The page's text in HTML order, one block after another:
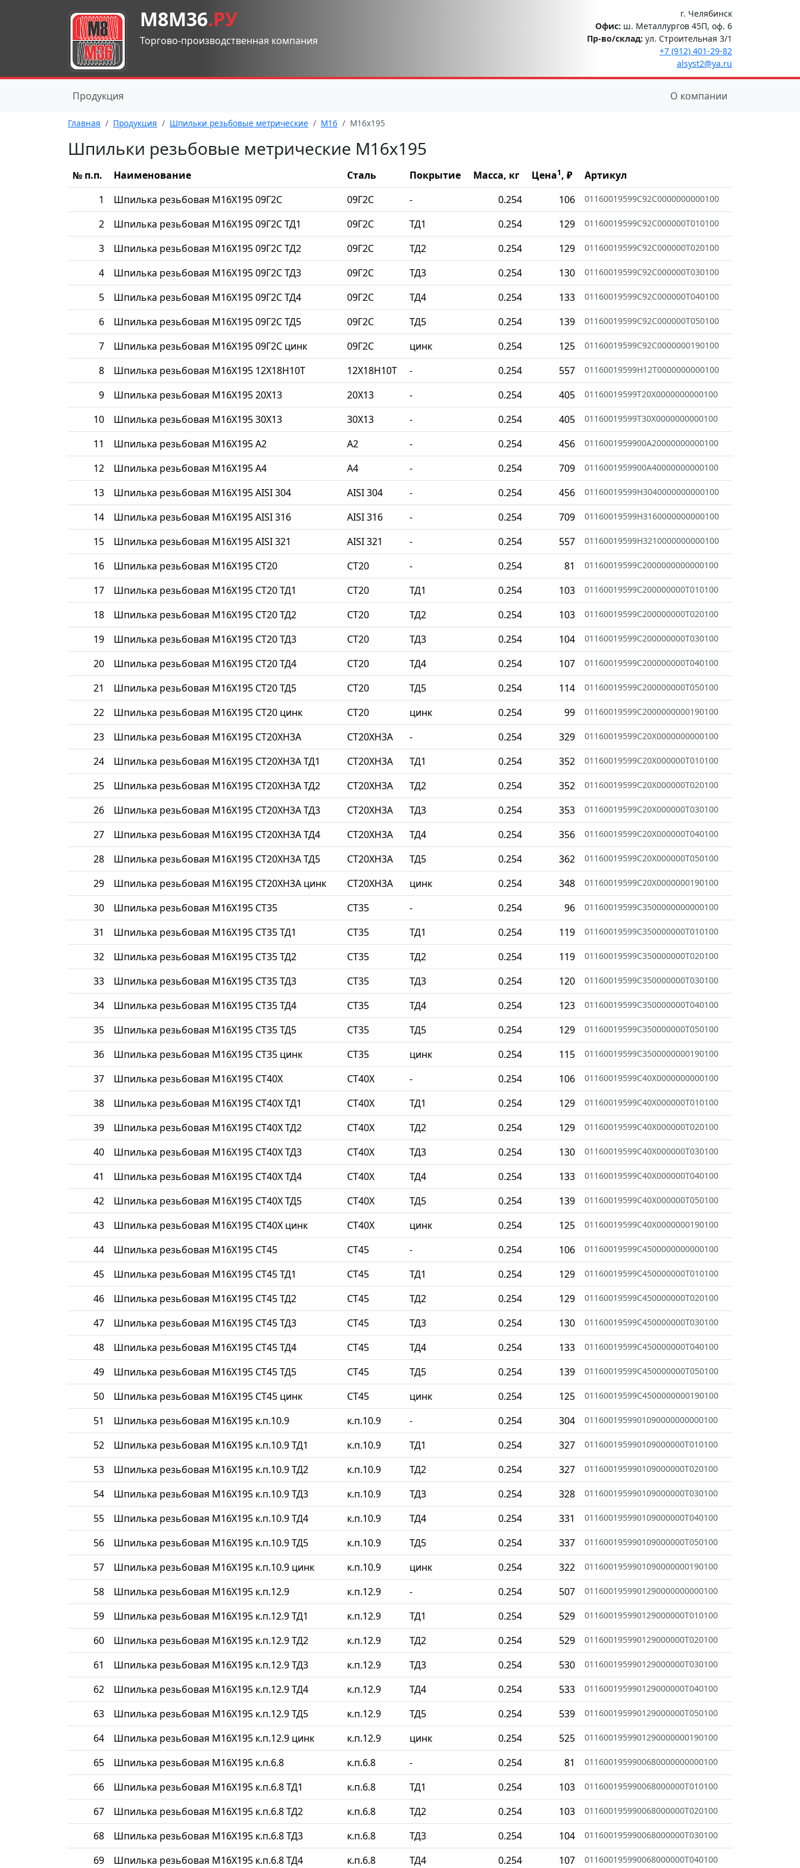
М8М36.РУ
Торгово-производственная компания
г. Челябинск
Офис: ш. Металлургов 45П, оф. 6
Пр-во/склад: ул. Строительная 3/1
+7 (912) 401-29-82
alsyst2@ya.ru
Продукция О компании
Главная Продукция Шпильки резьбовые метрические М16 М16x195
Шпильки резьбовые метрические М16x195
№ п.п. Наименование Сталь Покрытие Масса, кг Цена1, ₽
Артикул
1
Шпилька резьбовая М16Х195 09Г2С 09Г2С - 0.254 106 01160019599C92C0000000000100
2 Шпилька резьбовая М16Х195 09Г2С ТД1 09Г2С ТД1 0.254 129 01160019599C92C000000T010100
3 Шпилька резьбовая М16Х195 09Г2С ТД2 09Г2С ТД2 0.254 129 01160019599C92C000000T020100
4 Шпилька резьбовая М16Х195 09Г2С ТД3 09Г2С ТД3 0.254 130 01160019599C92C000000T030100
5 Шпилька резьбовая М16Х195 09Г2С ТД4 09Г2С ТД4 0.254 133 01160019599C92C000000T040100
6 Шпилька резьбовая М16Х195 09Г2С ТД5 09Г2С ТД5 0.254 139 01160019599C92C000000T050100
7 Шпилька резьбовая М16Х195 09Г2С цинк 09Г2С цинк 0.254 125 01160019599C92C0000000190100
8 Шпилька резьбовая М16Х195 12Х18Н10Т 12Х18Н10Т - 0.254 557 01160019599H12T0000000000100
9 Шпилька резьбовая М16Х195 20Х13 20Х13 - 0.254 405 01160019599T20X0000000000100
10 Шпилька резьбовая М16Х195 30Х13 30Х13 - 0.254 405 01160019599T30X0000000000100
11 Шпилька резьбовая М16Х195 A2 A2 - 0.254 456 0116001959900A20000000000100
12 Шпилька резьбовая М16Х195 A4 A4 - 0.254 709 0116001959900A40000000000100
13 Шпилька резьбовая М16Х195 AISI 304 AISI 304 - 0.254 456 01160019599H3040000000000100
14 Шпилька резьбовая М16Х195 AISI 316 AISI 316 - 0.254 709 01160019599H3160000000000100
15 Шпилька резьбовая М16Х195 AISI 321 AISI 321 - 0.254 557 01160019599H3210000000000100
16 Шпилька резьбовая М16Х195 СТ20 СТ20 - 0.254 81 01160019599C2000000000000100
17 Шпилька резьбовая М16Х195 СТ20 ТД1 СТ20 ТД1 0.254 103 01160019599C200000000T010100
18 Шпилька резьбовая М16Х195 СТ20 ТД2 СТ20 ТД2 0.254 103 01160019599C200000000T020100
19 Шпилька резьбовая М16Х195 СТ20 ТД3 СТ20 ТД3 0.254 104 01160019599C200000000T030100
20 Шпилька резьбовая М16Х195 СТ20 ТД4 СТ20 ТД4 0.254 107 01160019599C200000000T040100
21 Шпилька резьбовая М16Х195 СТ20 ТД5 СТ20 ТД5 0.254 114 01160019599C200000000T050100
22 Шпилька резьбовая М16Х195 СТ20 цинк СТ20 цинк 0.254 99 01160019599C2000000000190100
23 Шпилька резьбовая М16Х195 СТ20ХН3А СТ20ХН3А - 0.254 329 01160019599C20X0000000000100
24 Шпилька резьбовая М16Х195 СТ20ХН3А ТД1 СТ20ХН3А ТД1 0.254 352 01160019599C20X000000T010100
25 Шпилька резьбовая М16Х195 СТ20ХН3А ТД2 СТ20ХН3А ТД2 0.254 352 01160019599C20X000000T020100
26 Шпилька резьбовая М16Х195 СТ20ХН3А ТД3 СТ20ХН3А ТД3 0.254 353 01160019599C20X000000T030100
27 Шпилька резьбовая М16Х195 СТ20ХН3А ТД4 СТ20ХН3А ТД4 0.254 356 01160019599C20X000000T040100
28 Шпилька резьбовая М16Х195 СТ20ХН3А ТД5 СТ20ХН3А ТД5 0.254 362 01160019599C20X000000T050100
29 Шпилька резьбовая М16Х195 СТ20ХН3А цинк СТ20ХН3А цинк 0.254 348 01160019599C20X0000000190100
30 Шпилька резьбовая М16Х195 СТ35 СТ35 - 0.254 96 01160019599C3500000000000100
31 Шпилька резьбовая М16Х195 СТ35 ТД1 СТ35 ТД1 0.254 119 01160019599C350000000T010100
32 Шпилька резьбовая М16Х195 СТ35 ТД2 СТ35 ТД2 0.254 119 01160019599C350000000T020100
33 Шпилька резьбовая М16Х195 СТ35 ТД3 СТ35 ТД3 0.254 120 01160019599C350000000T030100
34 Шпилька резьбовая М16Х195 СТ35 ТД4 СТ35 ТД4 0.254 123 01160019599C350000000T040100
35 Шпилька резьбовая М16Х195 СТ35 ТД5 СТ35 ТД5 0.254 129 01160019599C350000000T050100
36 Шпилька резьбовая М16Х195 СТ35 цинк СТ35 цинк 0.254 115 01160019599C3500000000190100
37 Шпилька резьбовая М16Х195 СТ40Х СТ40Х - 0.254 106 01160019599C40X0000000000100
38 Шпилька резьбовая М16Х195 СТ40Х ТД1 СТ40Х ТД1 0.254 129 01160019599C40X000000T010100
39 Шпилька резьбовая М16Х195 СТ40Х ТД2 СТ40Х ТД2 0.254 129 01160019599C40X000000T020100
40 Шпилька резьбовая М16Х195 СТ40Х ТД3 СТ40Х ТД3 0.254 130 01160019599C40X000000T030100
41 Шпилька резьбовая М16Х195 СТ40Х ТД4 СТ40Х ТД4 0.254 133 01160019599C40X000000T040100
42 Шпилька резьбовая М16Х195 СТ40Х ТД5 СТ40Х ТД5 0.254 139 01160019599C40X000000T050100
43 Шпилька резьбовая М16Х195 СТ40Х цинк СТ40Х цинк 0.254 125 01160019599C40X0000000190100
44 Шпилька резьбовая М16Х195 СТ45 СТ45 - 0.254 106 01160019599C4500000000000100
45 Шпилька резьбовая М16Х195 СТ45 ТД1 СТ45 ТД1 0.254 129 01160019599C450000000T010100
46 Шпилька резьбовая М16Х195 СТ45 ТД2 СТ45 ТД2 0.254 129 01160019599C450000000T020100
47 Шпилька резьбовая М16Х195 СТ45 ТД3 СТ45 ТД3 0.254 130 01160019599C450000000T030100
48 Шпилька резьбовая М16Х195 СТ45 ТД4 СТ45 ТД4 0.254 133 01160019599C450000000T040100
49 Шпилька резьбовая М16Х195 СТ45 ТД5 СТ45 ТД5 0.254 139 01160019599C450000000T050100
50 Шпилька резьбовая М16Х195 СТ45 цинк СТ45 цинк 0.254 125 01160019599C4500000000190100
51 Шпилька резьбовая М16Х195 к.п.10.9 к.п.10.9 - 0.254 304 0116001959901090000000000100
52 Шпилька резьбовая М16Х195 к.п.10.9 ТД1 к.п.10.9 ТД1 0.254 327 011600195990109000000T010100
53 Шпилька резьбовая М16Х195 к.п.10.9 ТД2 к.п.10.9 ТД2 0.254 327 011600195990109000000T020100
54 Шпилька резьбовая М16Х195 к.п.10.9 ТД3 к.п.10.9 ТД3 0.254 328 011600195990109000000T030100
55 Шпилька резьбовая М16Х195 к.п.10.9 ТД4 к.п.10.9 ТД4 0.254 331 011600195990109000000T040100
56 Шпилька резьбовая М16Х195 к.п.10.9 ТД5 к.п.10.9 ТД5 0.254 337 011600195990109000000T050100
57 Шпилька резьбовая М16Х195 к.п.10.9 цинк к.п.10.9 цинк 0.254 322 0116001959901090000000190100
58 Шпилька резьбовая М16Х195 к.п.12.9 к.п.12.9 - 0.254 507 0116001959901290000000000100
59 Шпилька резьбовая М16Х195 к.п.12.9 ТД1 к.п.12.9 ТД1 0.254 529 011600195990129000000T010100
60 Шпилька резьбовая М16Х195 к.п.12.9 ТД2 к.п.12.9 ТД2 0.254 529 011600195990129000000T020100
61 Шпилька резьбовая М16Х195 к.п.12.9 ТД3 к.п.12.9 ТД3 0.254 530 011600195990129000000T030100
62 Шпилька резьбовая М16Х195 к.п.12.9 ТД4 к.п.12.9 ТД4 0.254 533 011600195990129000000T040100
63 Шпилька резьбовая М16Х195 к.п.12.9 ТД5 к.п.12.9 ТД5 0.254 539 011600195990129000000T050100
64 Шпилька резьбовая М16Х195 к.п.12.9 цинк к.п.12.9 цинк 0.254 525 0116001959901290000000190100
65 Шпилька резьбовая М16Х195 к.п.6.8 к.п.6.8 - 0.254 81 0116001959900680000000000100
66 Шпилька резьбовая М16Х195 к.п.6.8 ТД1 к.п.6.8 ТД1 0.254 103 011600195990068000000T010100
67 Шпилька резьбовая М16Х195 к.п.6.8 ТД2 к.п.6.8 ТД2 0.254 103 011600195990068000000T020100
68 Шпилька резьбовая М16Х195 к.п.6.8 ТД3 к.п.6.8 ТД3 0.254 104 011600195990068000000T030100
69 Шпилька резьбовая М16Х195 к.п.6.8 ТД4 к.п.6.8 ТД4 0.254 107 011600195990068000000T040100